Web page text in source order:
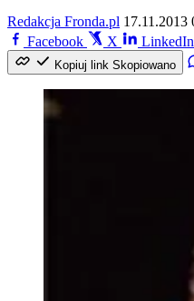
Redakcja Fronda.pl 17.11.2013
Facebook
X LinkedIn
Kopiuj link Skopiowano